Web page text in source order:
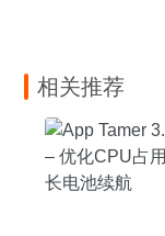
相关推荐